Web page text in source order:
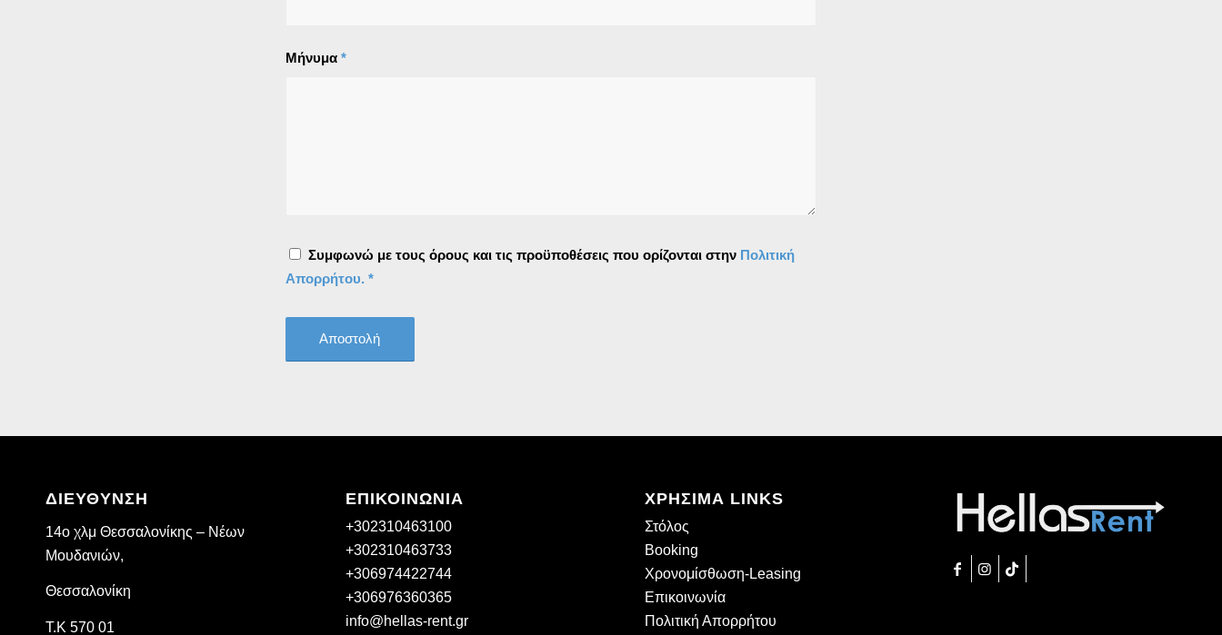
Μήνυμα *
Συμφωνώ με τους όρους και τις προϋποθέσεις που ορίζονται στην Πολιτική
Απορρήτου. *
ΔΙΕΥΘΥΝΣΗ
14ο χλμ Θεσσαλονίκης – Νέων
Μουδανιών,
Θεσσαλονίκη
Τ.Κ 570 01
ΕΠΙΚΟΙΝΩΝΙΑ
+302310463100
+302310463733
+306974422744
+306976360365
info@hellas-rent.gr
ΧΡΗΣΙΜΑ LINKS
Στόλος
Booking
Χρονομίσθωση-Leasing
Επικοινωνία
Πολιτική Απορρήτου